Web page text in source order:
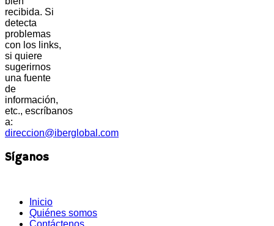
recibida. Si
detecta
problemas
con los links,
si quiere
sugerirnos
una fuente
de
información,
etc., escríbanos
a:
direccion@iberglobal.com
Síganos
Inicio
Quiénes somos